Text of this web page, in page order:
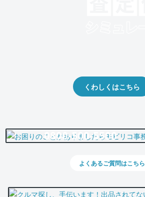
くわしくはこちら
0800-500-5500
よくあるご質問はこちら